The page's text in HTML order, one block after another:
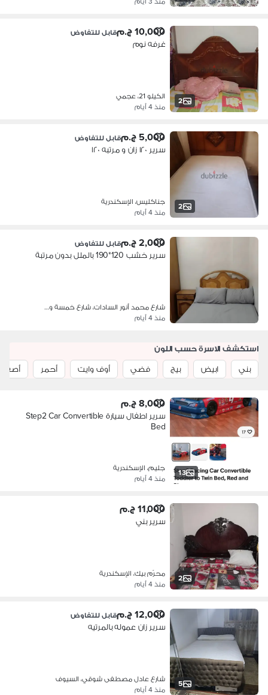
2
10,000 ج.م قابل للتفاوض
غرفه نوم
الكيلو 21، عجمي
منذ 4 أيام
2
5,000 ج.م قابل للتفاوض
سرير ١٢٠ زان و مرتبه ١٢٠
جناكليس، الإسكندرية
منذ 4 أيام
2,000 ج.م قابل للتفاوض
سرير خشب 120*190 بالملل بدون مرتبة
شارع محمد أنور السادات، شارع خمسة و…
منذ 4 أيام
استكشف الاسرة حسب اللون
بني
ابيض بيج فضي أوف وايت أحمر أصفر
13
8,000 ج.م
سرير اطفال سيارة Step2 Car Convertible
Bed
جليم، الإسكندرية
منذ 4 أيام
2
11,000 ج.م
سرير بني
محرّم بيك، الإسكندرية
منذ 4 أيام
5
12,000 ج.م قابل للتفاوض
سرير زان عموله بالمرتيه
شارع عادل مصطفى شوقي، السيوف
منذ 4 أيام